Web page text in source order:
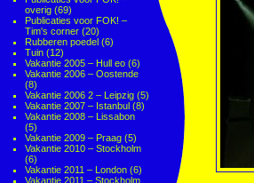
overig (69)
Publicaties voor FOK! –
Tim's corner (20)
Rubberen poedel (6)
Tuin (12)
Vakantie 2005 – Hull eo (6)
Vakantie 2006 – Oostende
(8)
Vakantie 2006 2 – Leipzig (5)
Vakantie 2007 – Istanbul (8)
Vakantie 2008 – Lissabon
(5)
Vakantie 2009 – Praag (5)
Vakantie 2010 – Stockholm
(6)
Vakantie 2011 – London (6)
Vakantie 2011 – Stockholm